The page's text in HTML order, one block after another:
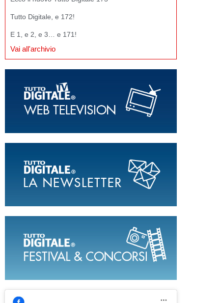
Tutto Digitale, e 172!
E 1, e 2, e 3… e 171!
Vai all'archivio